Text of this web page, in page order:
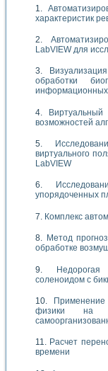
характеристик
LabVIEW для
обработки
информационных
возможностей
виртуального
LabVIEW
упорядоченных
Комплекс
Метод
обработке
соленоидом с
физики на
Расчет
времени